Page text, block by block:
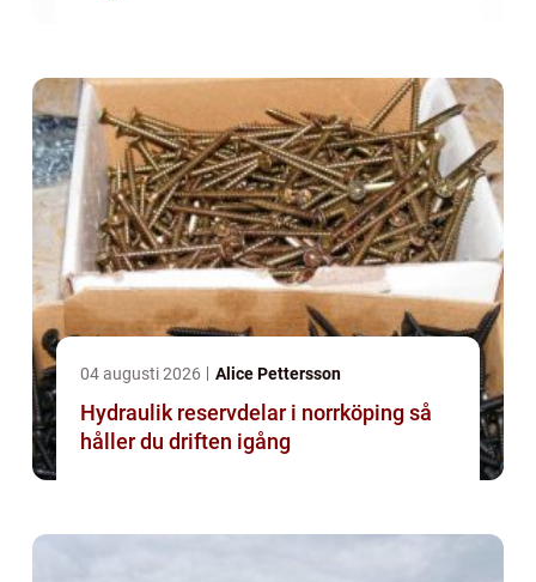
04 augusti 2026 Alice Pettersson
Hydraulik reservdelar i norrköping så
håller du driften igång